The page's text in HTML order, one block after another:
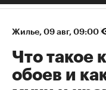
Жилье 09 авг, 09:00
Что такое
обоев и